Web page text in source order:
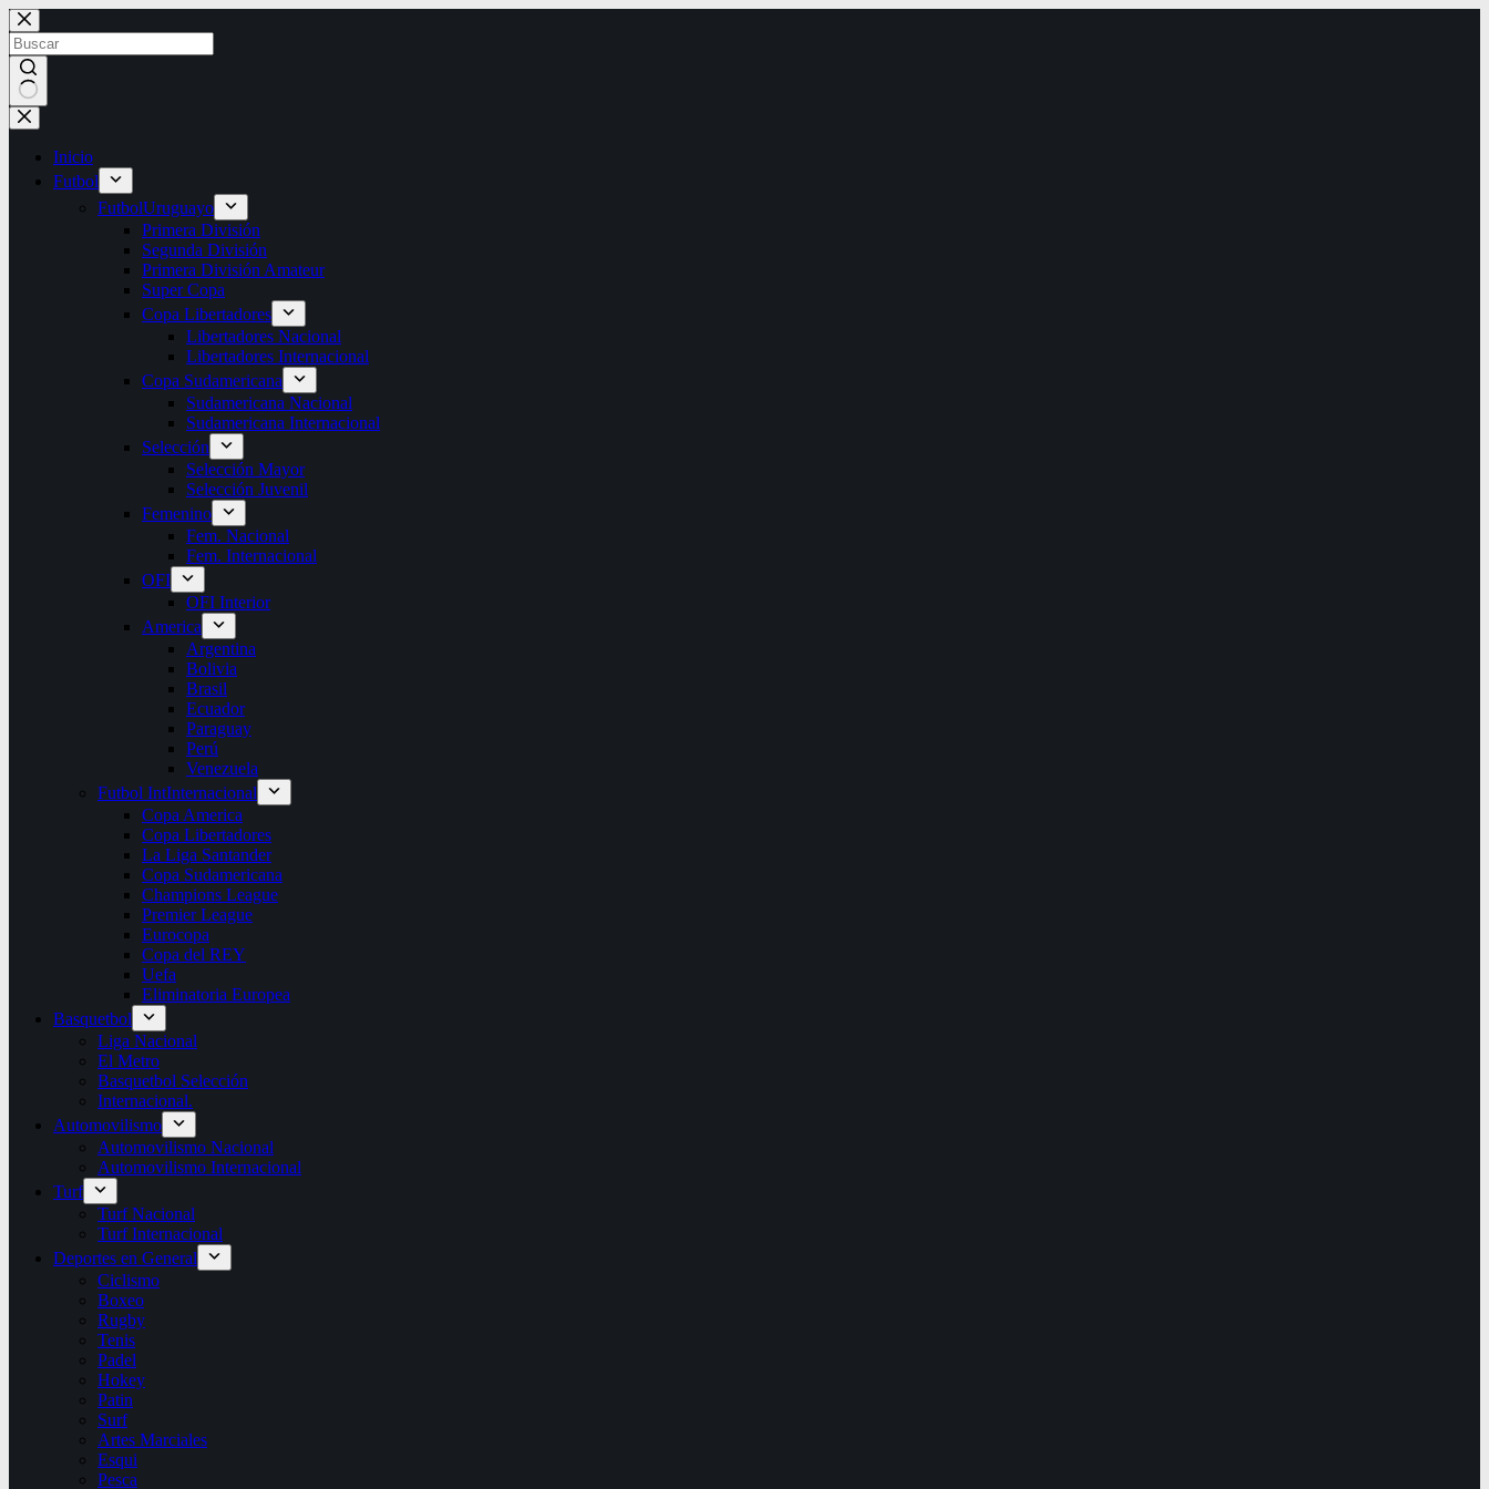
Saltar
al
contenido
Sin
resultados
Inicio
Futbol
FutbolUruguayo
Primera División
Segunda División
Primera División Amateur
Super Copa
Copa Libertadores
Libertadores Nacional
Libertadores Internacional
Copa Sudamericana
Sudamericana Nacional
Sudamericana Internacional
Selección
Selección Mayor
Selección Juvenil
Femenino
Fem. Nacional
Fem. Internacional
OFI
OFI Interior
America
Argentina
Bolivia
Brasil
Ecuador
Paraguay
Perú
Venezuela
Futbol IntInternacional
Copa America
Copa Libertadores
La Liga Santander
Copa Sudamericana
Champions League
Premier League
Eurocopa
Copa del REY
Uefa
Eliminatoria Europea
Basquetbol
Liga Nacional
El Metro
Basquetbol Selección
Internacional.
Automovilismo
Automovilismo Nacional
Automovilismo Internacional
Turf
Turf Nacional
Turf Internacional
Deportes en General
Ciclismo
Boxeo
Rugby
Tenis
Padel
Hokey
Patin
Surf
Artes Marciales
Esqui
Pesca